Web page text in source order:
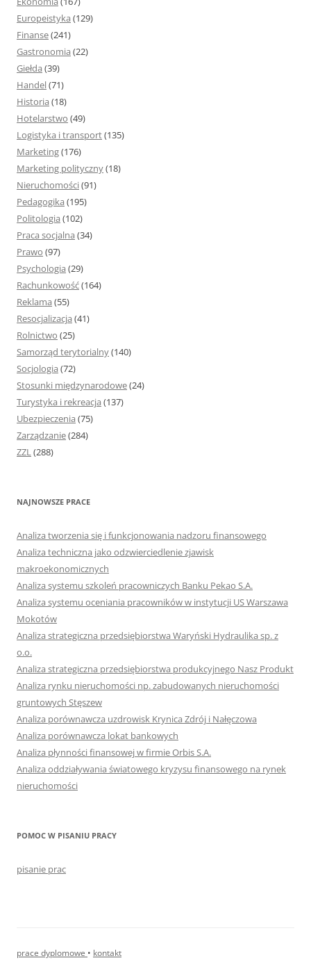
Europeistyka (129)
Finanse(241)
Gastronomia (22)
Giełda (39)
Handel(71)
Historia (18)
Hotelarstwo (49)
Logistyka i transport(135)
Marketing(176)
Marketing polityczny(18)
Nieruchomości(91)
Pedagogika (195)
Politologia (102)
Praca socjalna (34)
Prawo (97)
Psychologia (29)
Rachunkowość(164)
Reklama (55)
Resocjalizacja (41)
Rolnictwo (25)
Samorząd terytorialny(140)
Socjologia (72)
Stosunki międzynarodowe(24)
Turystyka i rekreacja (137)
Ubezpieczenia (75)
Zarządzanie(284)
ZZL(288)
NAJNOWSZE PRACE
Analiza tworzenia się i funkcjonowania nadzoru finansowego
Analiza techniczna jako odzwierciedlenie zjawisk
makroekonomicznych
Analiza systemu szkoleń pracowniczych Banku Pekao S.A.
Analiza systemu oceniania pracowników w instytucji US Warszawa
Mokotów
Analiza strategiczna przedsiębiorstwa Waryński Hydraulika sp. z
o.o.
Analiza strategiczna przedsiębiorstwa produkcyjnego Nasz Produkt
Analiza rynku nieruchomości np. zabudowanych nieruchomości
gruntowych Stęszew
Analiza porównawcza uzdrowisk Krynica Zdrój i Nałęczowa
Analiza porównawcza lokat bankowych
Analiza płynności finansowej w firmie Orbis S.A.
Analiza oddziaływania światowego kryzysu finansowego na rynek
nieruchomości
POMOC W PISANIU PRACY
pisanie prac
prace dyplomowe • kontakt